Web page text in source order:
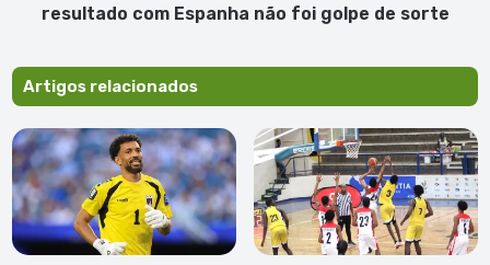
Espanha
golpe
de
sorte
resultado com Espanha não foi golpe de sorte
Artigos relacionados